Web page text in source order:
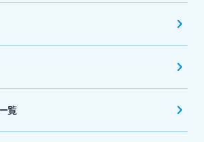
主のお客さま
て
覧